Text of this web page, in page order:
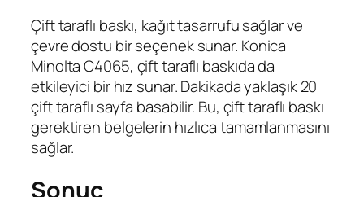
Çift taraflı baskı, kağıt tasarrufu sağlar ve
çevre dostu bir seçenek sunar. Konica
Minolta C4065, çift taraflı baskıda da
etkileyici bir hız sunar. Dakikada yaklaşık 20
çift taraflı sayfa basabilir. Bu, çift taraflı baskı
gerektiren belgelerin hızlıca tamamlanmasını
sağlar.
Sonuç